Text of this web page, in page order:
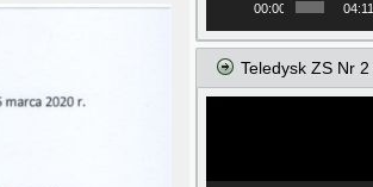
00:00 04:11
Teledysk ZS Nr 2